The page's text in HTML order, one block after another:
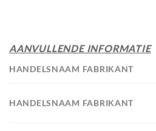
AANVULLENDE INFORMATIE
HANDELSNAAM FABRIKANT
HANDELSNAAM FABRIKANT